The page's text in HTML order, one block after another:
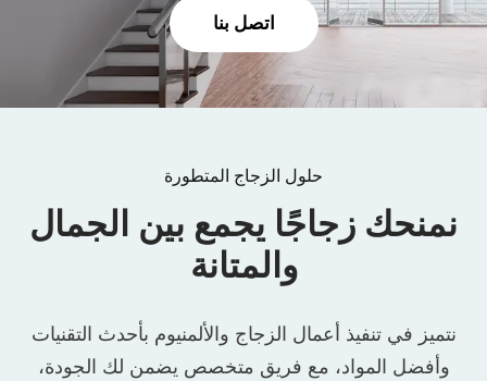
اتصل بنا
حلول الزجاج المتطورة
نمنحك زجاجًا يجمع بين الجمال
والمتانة
نتميز في تنفيذ أعمال الزجاج والألمنيوم بأحدث التقنيات
وأفضل المواد، مع فريق متخصص يضمن لك الجودة،